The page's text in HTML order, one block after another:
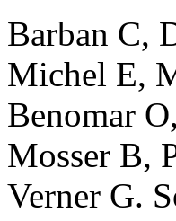
Barban C,
Michel E,
Benomar O,
Mosser B,
Verner G.